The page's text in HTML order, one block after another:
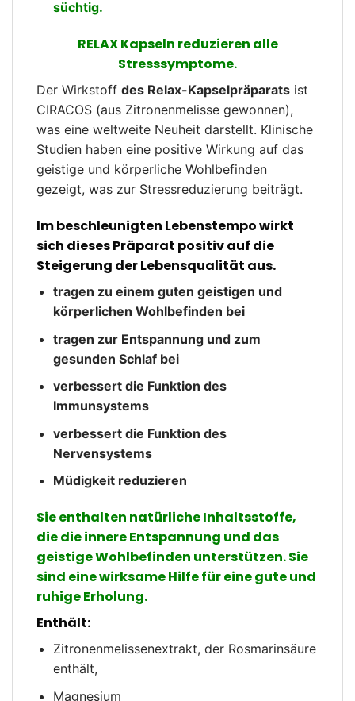
süchtig.
RELAX Kapseln reduzieren alle
Stresssymptome.
Der Wirkstoff des Relax-Kapselpräparats ist
CIRACOS (aus Zitronenmelisse gewonnen),
was eine weltweite Neuheit darstellt. Klinische
Studien haben eine positive Wirkung auf das
geistige und körperliche Wohlbefinden
gezeigt, was zur Stressreduzierung beiträgt.
Im beschleunigten Lebenstempo wirkt
sich dieses Präparat positiv auf die
Steigerung der Lebensqualität aus.
tragen zu einem guten geistigen und
körperlichen Wohlbefinden bei
tragen zur Entspannung und zum
gesunden Schlaf bei
verbessert die Funktion des
Immunsystems
verbessert die Funktion des
Nervensystems
Müdigkeit reduzieren
Sie enthalten natürliche Inhaltsstoffe,
die die innere Entspannung und das
geistige Wohlbefinden unterstützen. Sie
sind eine wirksame Hilfe für eine gute und
ruhige Erholung.
Enthält:
Zitronenmelissenextrakt, der Rosmarinsäure
enthält,
Magnesium